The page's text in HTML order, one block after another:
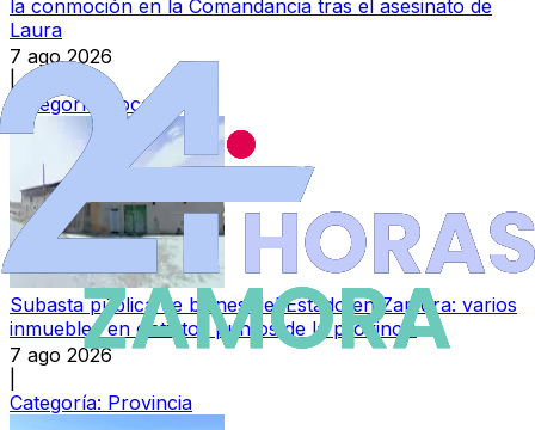
la conmoción en la Comandancia tras el asesinato de
Laura
7 ago 2026
|
Categoría:
Local
Subasta pública de bienes del Estado en Zamora: varios
inmuebles en distintos puntos de la provincia
7 ago 2026
Categoría: Provincia